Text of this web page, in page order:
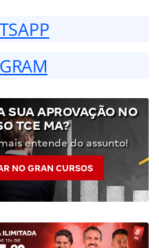
SUA APROVAÇÃO NO
TCE MA?
entende do assunto!
NO GRAN CURSOS